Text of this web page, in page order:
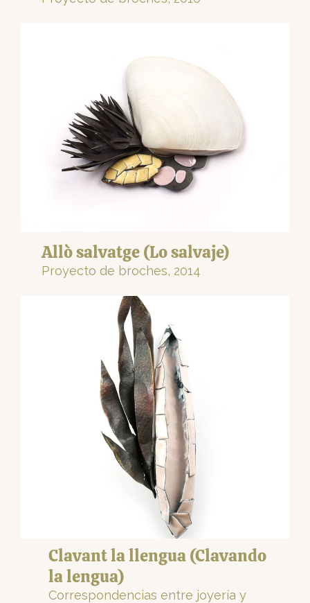
Allò salvatge (Lo salvaje)
Proyecto de broches, 2014
Clavant la llengua (Clavando
la lengua)
Correspondencias entre joyería y